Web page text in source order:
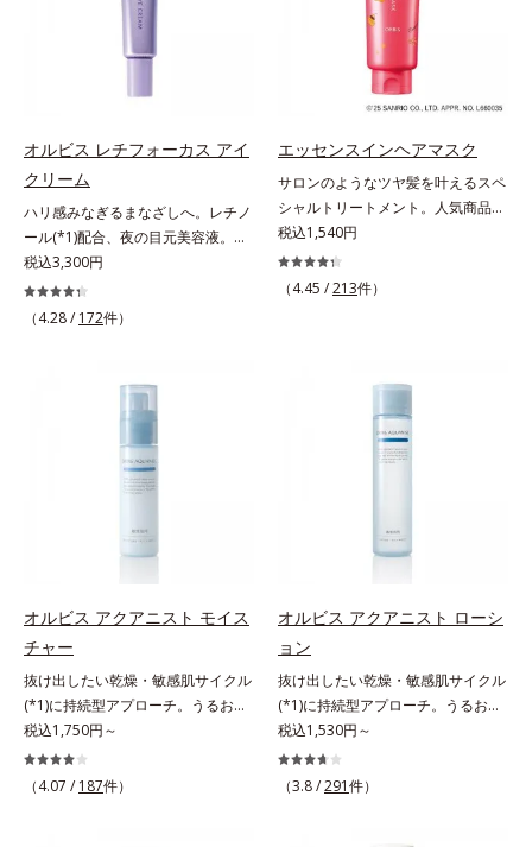
てください。各商品の詳しい情報は
BEAUTY夏祭りは、こちら
いくお悩みを自然に隠しつつも、ま
叶えるのは、微細で均一なカバー粉
にダマ防止の特殊コーティングを施
すことで、カバー粉体は薄く・均一
に凹凸へフィット。毛穴や色ムラを
カバーしながら自然な仕上がりを叶
えます。また、ファンデーションを
つけている間に保湿成分が肌へ浸透
(*2)するスキンコンディショニング
セラム設計(*3)を採用。肌に触れた
うな透明感とツヤを生み出すこと
で、“つるん”とした光のヴェールを
キンフィットカラー成分（酸化チタ
ン、酸化鉄、ステアロイルグルタミ
肌悩みをカバーする粉体*2 角層ま
で*3 肌のキメを整え、粉体を密着
け止め・化粧下地・カラーコントロ
ール・コンシーラー・パウダー・フ
ァンデーションの7役を兼ねる多機
能BB。慌ただしい朝でもパパッと
塗るだけで、厚塗り感のない、自然
なツヤめきのある美肌に整えます。
*1 年齢を重ねた肌*2 オルビス内BB
クリームのカバー力
オルビス レチフォーカス アイ
クリーム
ハリ感みなぎるまなざしへ。レチノ
ール(*1)配合、夜の目元美容液。オ
ルビスの目元技術を結集し、ハリ感
みなぎるまなざしへ。レチノール
(*1)配合の目元美容液です。目元悩
(*2)の2種の成分が深いうるおいを
与え、湧き上がるようなハリ感を呼
り、肌表面にピン！としたハリ感を
与え、さらに疑似セラミド(*3)が角
アの最後にプラスすることで乾燥に
よる小ジワを目立たなくし、ハリ感
チノール配合＝保湿成分*2 パルミ
成分*3 ラウロイルグルタミン酸ジ
（フィトステリル/オクチルドデシ
ル）配合＝保湿成分*4 角層まで
税込3,300円
（4.28 / 172件）
エッセンスインヘアマスク
サロンのようなツヤ髪を叶えるスペ
シャルトリートメント。人気商品
「エッセンスインヘアミルク」と同
じシリーズの、お風呂で美しいツヤ
髪を叶えるスペシャルヘアマスクで
らに毛髪保護成分がダメージを受け
クル表面をリペア。髪の内外にアプ
ローチして、乾燥などの外的刺激か
に適量を髪になじませ、置き時間は
0秒。なじませてすぐに洗い流す手
る、まるでサロン帰りのようなうる
おうツヤ髪を叶えます。*1 毛髪補
修成分（イソステアリン酸、イソス
テアロイル加水分解コラーゲン、イ
ソステアロイル加水分解シルク、ス
フィンゴ糖脂質、トコフェロール、
グリセリン、糖脂質、BG、イソス
テアリン酸、イソステアロイル加水
税込1,540円
（4.45 /213件）
オルビス アクアニスト モイス
チャー
抜け出したい乾燥・敏感肌サイクル
(*1)に持続型アプローチ。うるおい
を追求した敏感肌用保湿スキンケア
(*2)。うるおいを逃し、刺激を受け
やすい角層の“乾燥敏感スランプ
税込1,750円～
（4.07 / 187件）
オルビス アクアニスト ローシ
ョン
抜け出したい乾燥・敏感肌サイクル
(*1)に持続型アプローチ。うるおい
を追求した敏感肌用保湿スキンケア
(*2)。うるおいを逃し、刺激を受け
やすい角層の“乾燥敏感スランプ
税込1,530円～
（3.8 /291件）